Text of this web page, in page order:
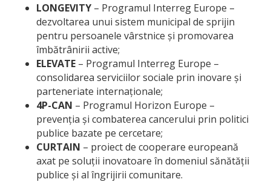
LONGEVITY – Programul Interreg Europe –
dezvoltarea unui sistem municipal de sprijin
pentru persoanele vârstnice și promovarea
îmbătrânirii active;
ELEVATE – Programul Interreg Europe –
consolidarea serviciilor sociale prin inovare și
parteneriate internaționale;
4P-CAN – Programul Horizon Europe –
prevenția și combaterea cancerului prin politici
publice bazate pe cercetare;
CURTAIN – proiect de cooperare europeană
axat pe soluții inovatoare în domeniul sănătății
publice și al îngrijirii comunitare.